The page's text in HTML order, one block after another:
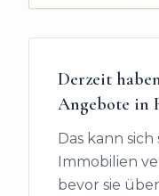
Derzeit
Angebote in
Das kann
Immobilien
bevor sie